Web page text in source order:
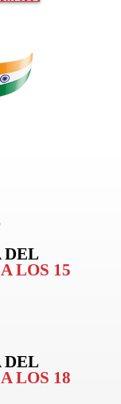
DEL
A LOS 15
DEL
A LOS 18